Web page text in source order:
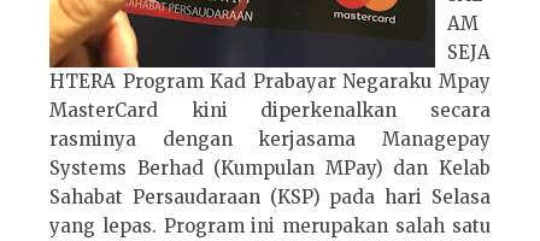
AM
SEJA
HTERA Program Kad Prabayar Negaraku Mpay
MasterCard kini diperkenalkan secara
rasminya dengan kerjasama Managepay
Systems Berhad (Kumpulan MPay) dan Kelab
Sahabat Persaudaraan (KSP) pada hari Selasa
yang lepas. Program ini merupakan salah satu